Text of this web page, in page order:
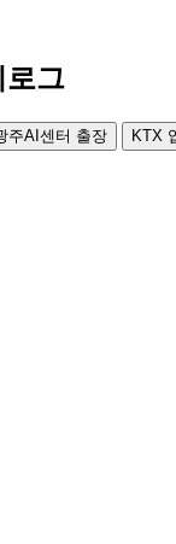
로그
주AI센터 출장 KTX